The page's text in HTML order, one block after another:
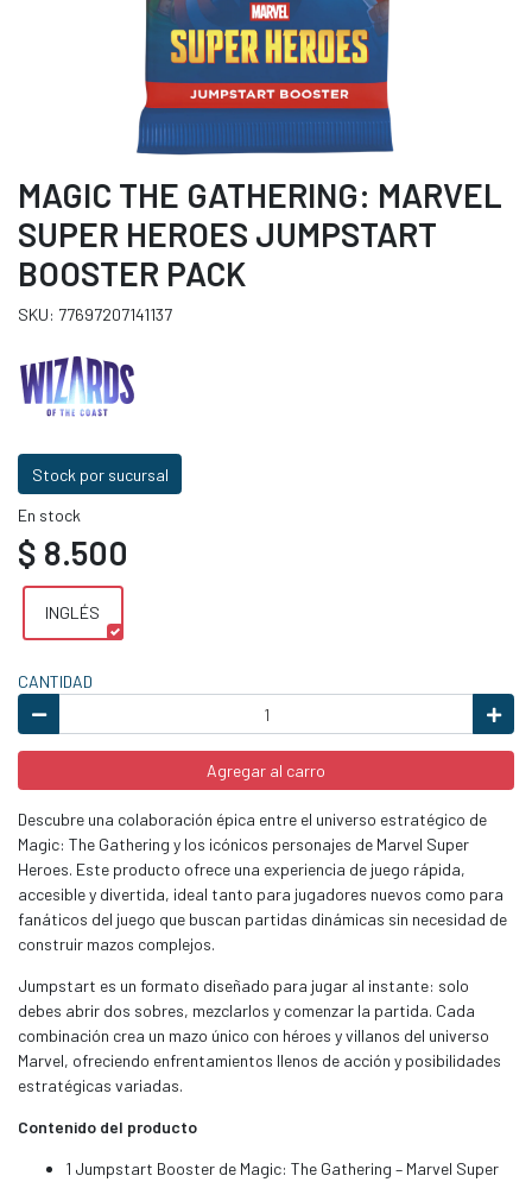
MAGIC THE GATHERING: MARVEL
SUPER HEROES JUMPSTART
BOOSTER PACK
SKU: 77697207141137
Stock por sucursal
En stock
$ 8.500
INGLÉS
CANTIDAD
Agregar al carro
Descubre una colaboración épica entre el universo estratégico de
Magic: The Gathering y los icónicos personajes de Marvel Super
Heroes. Este producto ofrece una experiencia de juego rápida,
accesible y divertida, ideal tanto para jugadores nuevos como para
fanáticos del juego que buscan partidas dinámicas sin necesidad de
construir mazos complejos.
Jumpstart es un formato diseñado para jugar al instante: solo
debes abrir dos sobres, mezclarlos y comenzar la partida. Cada
combinación crea un mazo único con héroes y villanos del universo
Marvel, ofreciendo enfrentamientos llenos de acción y posibilidades
estratégicas variadas.
Contenido del producto
1 Jumpstart Booster de Magic: The Gathering – Marvel Super